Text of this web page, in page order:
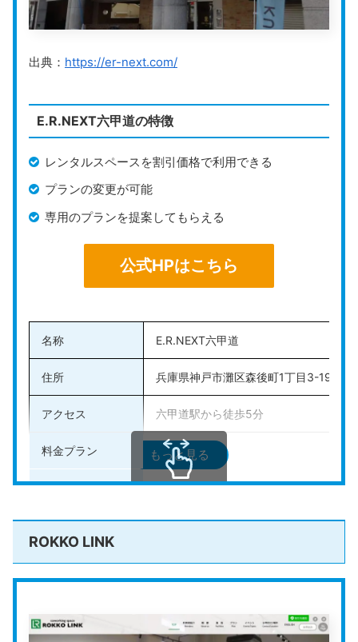
ルミエでは「創業前35項目無料サポート」を入会前に
のが特徴です。会社設立の手続きや銀行口座開設、各種
る人にとって心強いサポートが充実しています。
大阪梅田店には、1ヶ月10時間まで無料で利用できる会
議室が完備されています。神戸店で契約している人でも
利用可能で、会議室を使用している間は、部屋の入口に
社名や屋号のプレートを表示。必要な時にだけ取引先と
公式HPはこちら
出典： https://er-next.com/
E.R.NEXT六甲道の特徴
レンタルスペースを割引価格で利用できる
プランの変更が可能
専用のプランを提案してもらえる
公式HPはこちら
名称 E.R.NEXT六甲道
住所 兵庫県神戸市灘区森後町1丁目3-19 リ
アクセス 六甲道駅から徒歩5分
料金プラン 入会金11,000円、月額料金5,500円
法人登記の可否 可能
その他のサービス 常駐スタッフ有、郵便物受け取り、ロ
公式HP https://er-next.com/
アオフィス、コワーキングスペース、バーチャルオフィ
もっと見る
ROKKO LINK